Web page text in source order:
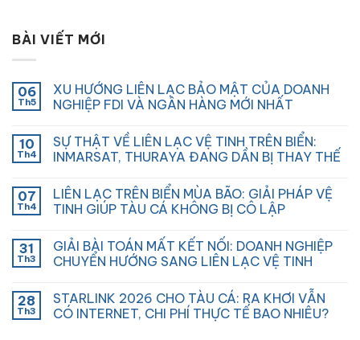
BÀI VIẾT MỚI
06
Th5
XU HƯỚNG LIÊN LẠC BẢO MẬT CỦA DOANH
NGHIỆP FDI VÀ NGÂN HÀNG MỚI NHẤT
10
Th4
SỰ THẬT VỀ LIÊN LẠC VỆ TINH TRÊN BIỂN:
INMARSAT, THURAYA ĐANG DẦN BỊ THAY THẾ
07
Th4
LIÊN LẠC TRÊN BIỂN MÙA BÃO: GIẢI PHÁP VỆ
TINH GIÚP TÀU CÁ KHÔNG BỊ CÔ LẬP
31
Th3
GIẢI BÀI TOÁN MẤT KẾT NỐI: DOANH NGHIỆP
CHUYỂN HƯỚNG SANG LIÊN LẠC VỆ TINH
28
Th3
STARLINK 2026 CHO TÀU CÁ: RA KHƠI VẪN
CÓ INTERNET, CHI PHÍ THỰC TẾ BAO NHIÊU?